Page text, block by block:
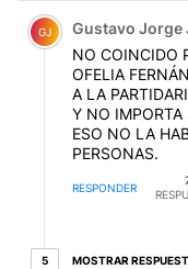
Comentario de
GJ Gustavo Jorge
NO COINCIDO
OFELIA
A LA
Y NO IMPORTA
ESO NO LA
PERSONAS.
RESPONDER
55 respuestas más
MOSTRAR